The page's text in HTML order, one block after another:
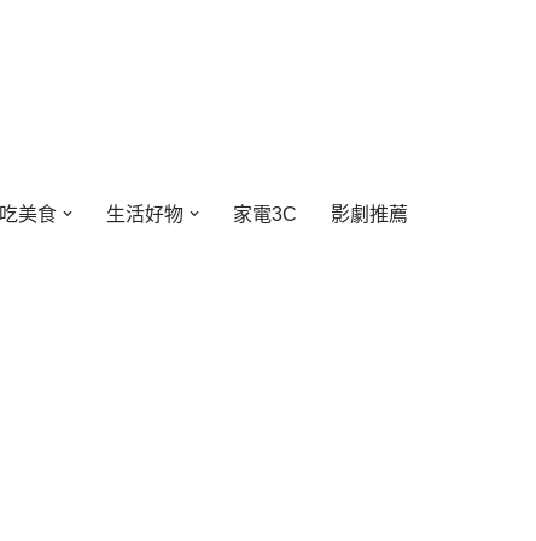
吃美食 生活好物 家電3C 影劇推薦